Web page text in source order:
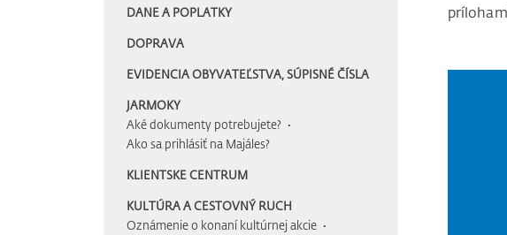
DANE A POPLATKY
DOPRAVA
EVIDENCIA OBYVATEĽSTVA, SÚPISNÉ ČÍSLA
JARMOKY
Aké dokumenty potrebujete?
Ako sa prihlásiť na Majáles?
KLIENTSKE CENTRUM
KULTÚRA A CESTOVNÝ RUCH
Oznámenie o konaní kultúrnej akcie